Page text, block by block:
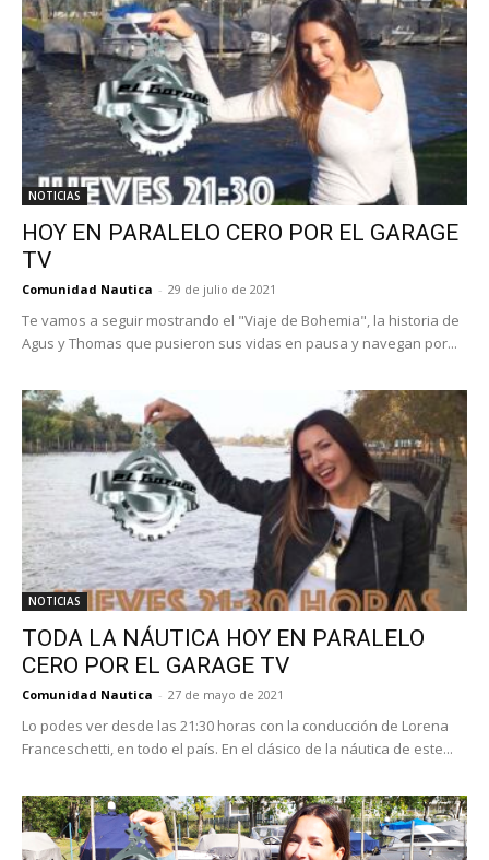
NOTICIAS
HOY EN PARALELO CERO POR EL GARAGE
TV
Comunidad Nautica - 29 de julio de 2021
Te vamos a seguir mostrando el "Viaje de Bohemia", la historia de
Agus y Thomas que pusieron sus vidas en pausa y navegan por...
NOTICIAS
TODA LA NÁUTICA HOY EN PARALELO
CERO POR EL GARAGE TV
Comunidad Nautica - 27 de mayo de 2021
Lo podes ver desde las 21:30 horas con la conducción de Lorena
Franceschetti, en todo el país. En el clásico de la náutica de este...